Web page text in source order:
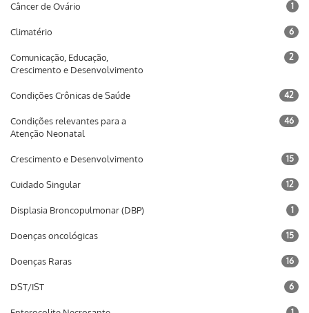
Câncer de Ovário 1
Climatério 6
Comunicação, Educação,
Crescimento e Desenvolvimento
2
Condições Crônicas de Saúde 42
Condições relevantes para a
Atenção Neonatal
46
Crescimento e Desenvolvimento 15
Cuidado Singular 12
Displasia Broncopulmonar (DBP) 1
Doenças oncológicas 15
Doenças Raras 16
DST/IST 6